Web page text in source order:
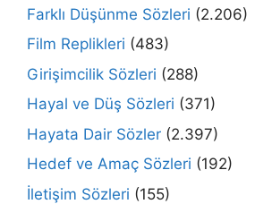
Farklı Düşünme Sözleri (2.206)
Film Replikleri (483)
Girişimcilik Sözleri (288)
Hayal ve Düş Sözleri (371)
Hayata Dair Sözler (2.397)
Hedef ve Amaç Sözleri (192)
İletişim Sözleri (155)